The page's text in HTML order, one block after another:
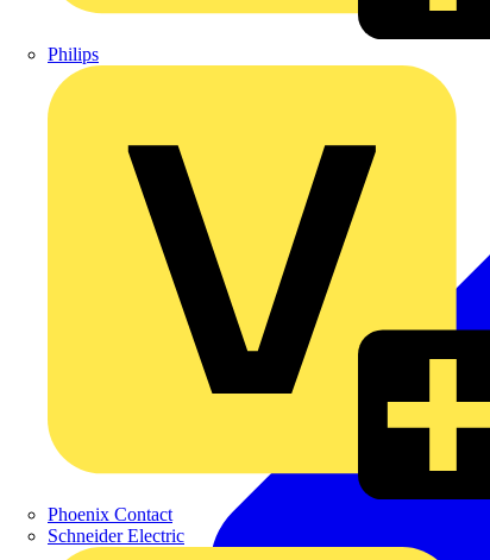
Philips
Phoenix Contact
Schneider Electric